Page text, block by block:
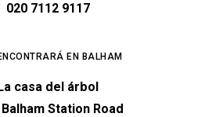
020 7112 9117
EN BALHAM
casa del árbol
Station Road